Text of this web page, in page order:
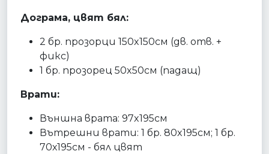
Дограма, цвят бял:
2 бр. прозорци 150x150см (дв. отв. +
фикс)
1 бр. прозорец 50x50см (падащ)
Врати:
Външна врата: 97x195см
Вътрешни врати: 1 бр. 80x195см; 1 бр.
70х195см - бял цвят